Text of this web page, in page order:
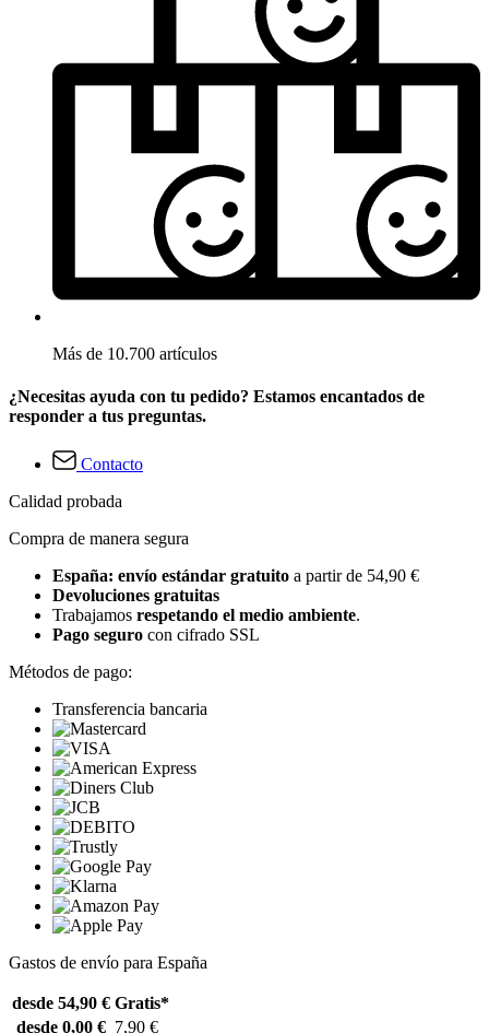
Más de 10.700 artículos
¿Necesitas ayuda con tu pedido? Estamos encantados de
responder a tus preguntas.
Contacto
Calidad probada
Compra de manera segura
España: envío estándar gratuito a partir de 54,90 €
Devoluciones gratuitas
Trabajamos respetando el medio ambiente.
Pago seguro con cifrado SSL
Métodos de pago:
Transferencia bancaria
Gastos de envío para España
desde 54,90 € Gratis*
desde 0,00 € 7,90 €